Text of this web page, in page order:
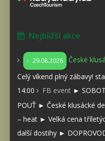
Nejbližší akce
29.08.2026
České
Celý víkend plný zábavy!
14:00
FB event ►
POUŤ ► České klusácké
– heat ► Velká cena
další dostihy ►